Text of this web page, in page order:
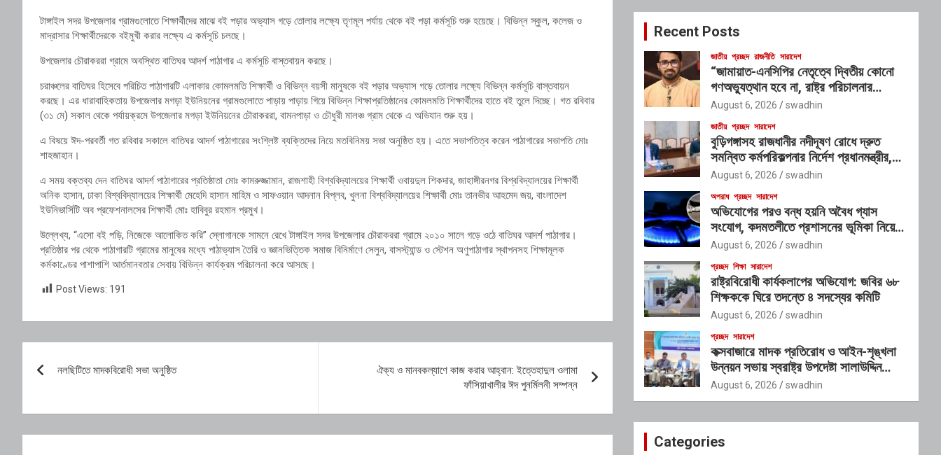
টাঙ্গাইল সদর উপজেলার গ্রামগুলোতে শিক্ষার্থীদের মাঝে বই পড়ার অভ্যাস গড়ে তোলার লক্ষ্যে তৃণমূল পর্যায় থেকে বই পড়া কর্মসূচি শুরু হয়েছে। বিভিন্ন স্কুল, কলেজ ও
মাদ্রাসার শিক্ষার্থীদেরকে বইমুখী করার লক্ষ্যে এ কর্মসূচি চলছে।
উপজেলার চৌরাকররা গ্রামে অবস্থিত বাতিঘর আদর্শ পাঠাগার এ কর্মসূচি বাস্তবায়ন করছে।
চরাঞ্চলের বাতিঘর হিসেবে পরিচিত পাঠাগারটি এলাকার কোমলমতি শিক্ষার্থী ও বিভিন্ন বয়সী মানুষকে বই পড়ার অভ্যাস গড়ে তোলার লক্ষ্যে বিভিন্ন কর্মসূচি বাস্তবায়ন
করছে। এর ধারাবাহিকতায় উপজেলার মগড়া ইউনিয়নের গ্রামগুলোতে পাড়ায় পাড়ায় গিয়ে বিভিন্ন শিক্ষাপ্রতিষ্ঠানের কোমলমতি শিক্ষার্থীদের হাতে বই তুলে দিচ্ছে। গত রবিবার
(৩১ মে) সকাল থেকে পর্যায়ক্রমে উপজেলার মগড়া ইউনিয়নের চৌরাকররা, বামনপাড়া ও চৌধুরী মালঞ্চ গ্রাম থেকে এ অভিযান শুরু হয়।
এ বিষয়ে ঈদ-পরবর্তী গত রবিবার সকালে বাতিঘর আদর্শ পাঠাগারের সংশ্লিষ্ট ব্যক্তিদের নিয়ে মতবিনিময় সভা অনুষ্ঠিত হয়। এতে সভাপতিত্ব করেন পাঠাগারের সভাপতি মোঃ
শাহজাহান।
এ সময় বক্তব্য দেন বাতিঘর আদর্শ পাঠাগারের প্রতিষ্ঠাতা মোঃ কামরুজ্জামান, রাজশাহী বিশ্ববিদ্যালয়ের শিক্ষার্থী ওবায়দুল শিকদার, জাহাঙ্গীরনগর বিশ্ববিদ্যালয়ের শিক্ষার্থী
অনিক হাসান, ঢাকা বিশ্ববিদ্যালয়ের শিক্ষার্থী মেহেদি হাসান মাহিম ও সাফওয়ান আদনান বিপ্লব, খুলনা বিশ্ববিদ্যালয়ের শিক্ষার্থী মোঃ তানভীর আহমেদ জয়, বাংলাদেশ
ইউনিভার্সিটি অব প্রফেশনালসের শিক্ষার্থী মোঃ হাবিবুর রহমান প্রমুখ।
উল্লেখ্য, “এসো বই পড়ি, নিজেকে আলোকিত করি” স্লোগানকে সামনে রেখে টাঙ্গাইল সদর উপজেলার চৌরাকররা গ্রামে ২০১০ সালে গড়ে ওঠে বাতিঘর আদর্শ পাঠাগার।
প্রতিষ্ঠার পর থেকে পাঠাগারটি গ্রামের মানুষের মধ্যে পাঠাভ্যাস তৈরি ও জ্ঞানভিত্তিক সমাজ বিনির্মাণে সেলুন, বাসস্ট্যান্ড ও স্টেশন অণুপাঠাগার স্থাপনসহ শিক্ষামূলক
কর্মকাণ্ডের পাশাপাশি আর্তমানবতার সেবায় বিভিন্ন কার্যক্রম পরিচালনা করে আসছে।
Post Views: 191
navigation
নলছিটিতে মাদকবিরোধী সভা অনুষ্ঠিত
ঐক্য ও মানবকল্যাণে কাজ করার আহ্বান: ইত্তেহাদুল ওলামা
ফাঁসিয়াখালীর ঈদ পুনর্মিলনী সম্পন্ন
c
Recent Posts
জাতীয় প্রচ্ছদ রাজনীতি সারাদেশ
“জামায়াত-এনসিপির নেতৃত্বে দ্বিতীয় কোনো
গণঅভ্যুত্থান হবে না, রাষ্ট্র পরিচালনার
যোগ্যতাও তাদের নেই”: রাশেদ খাঁনের
August 6, 2026 swadhin
জাতীয় প্রচ্ছদ সারাদেশ
বুড়িগঙ্গাসহ রাজধানীর নদীদূষণ রোধে দ্রুত
সমন্বিত কর্মপরিকল্পনার নির্দেশ প্রধানমন্ত্রীর,
গঠিত হচ্ছে আন্তঃসংস্থা সমন্বয় কমিটি
August 6, 2026 swadhin
অপরাধ প্রচ্ছদ সারাদেশ
অভিযোগের পরও বন্ধ হয়নি অবৈধ গ্যাস
সংযোগ, কদমতলীতে প্রশাসনের ভূমিকা নিয়ে
প্রশ্ন
August 6, 2026 swadhin
প্রচ্ছদ শিক্ষা সারাদেশ
রাষ্ট্রবিরোধী কার্যকলাপের অভিযোগ: জবির ৬৮
শিক্ষককে ঘিরে তদন্তে ৪ সদস্যের কমিটি
August 6, 2026 swadhin
প্রচ্ছদ সারাদেশ
কক্সবাজারে মাদক প্রতিরোধ ও আইন-শৃঙ্খলা
উন্নয়ন সভায় স্বরাষ্ট্র উপদেষ্টা সালাউদ্দিন
আহমদ
August 6, 2026 swadhin
Categories